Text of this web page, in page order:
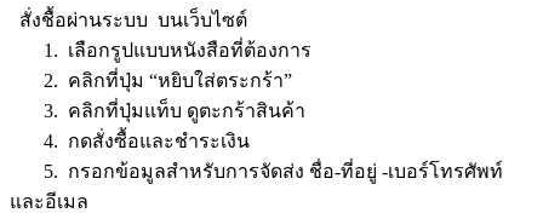
สั่งชื้อผ่านระบบ บนเว็บไซต์
1. เลือกรูปแบบหนังสือที่ต้องการ
2. คลิกที่ปุ่ม “หยิบใส่ตระกร้า”
3. คลิกที่ปุ่มแท็บ ดูตะกร้าสินค้า
4. กดสั่งซื้อและชำระเงิน
5. กรอกข้อมูลสำหรับการจัดส่ง ชื่อ-ที่อยู่ -เบอร์โทรศัพท์
และอีเมล